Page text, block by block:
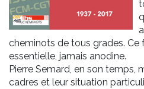
cheminots de tous grades. Ce
essentielle, jamais anodine.
Pierre Semard, en son temps,
cadres et leur situation